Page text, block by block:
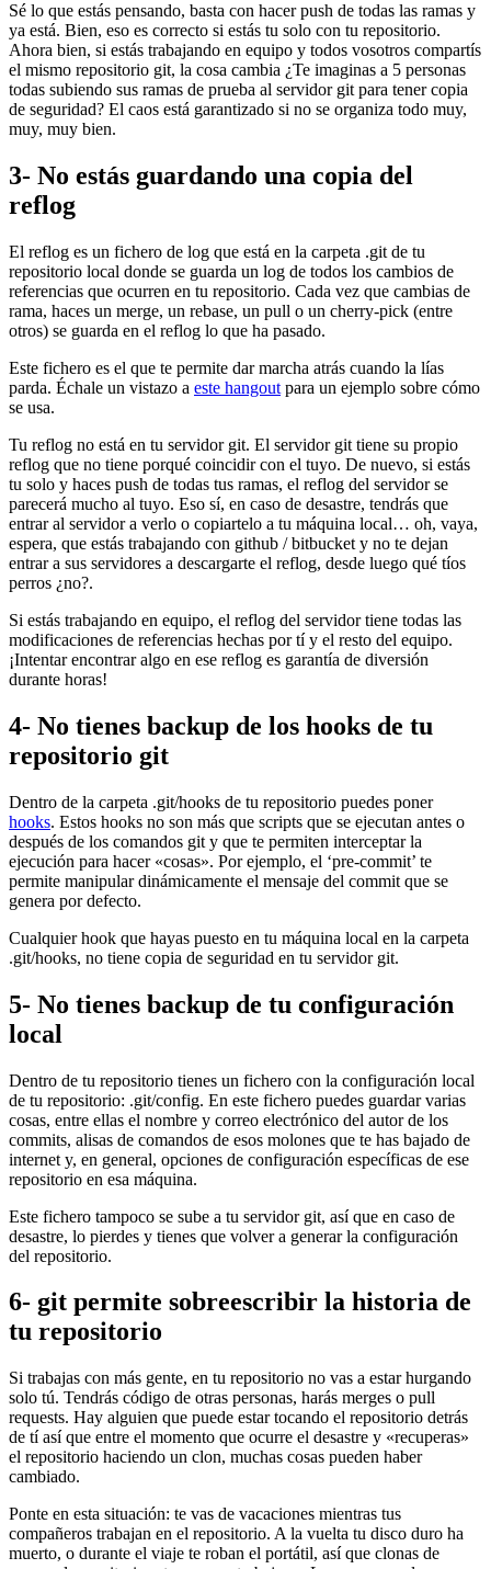
Sé lo que estás pensando, basta con hacer push de todas las ramas y
ya está. Bien, eso es correcto si estás tu solo con tu repositorio.
Ahora bien, si estás trabajando en equipo y todos vosotros compartís
el mismo repositorio git, la cosa cambia ¿Te imaginas a 5 personas
todas subiendo sus ramas de prueba al servidor git para tener copia
de seguridad? El caos está garantizado si no se organiza todo muy,
muy, muy bien.
3- No estás guardando una copia del
reflog
El reflog es un fichero de log que está en la carpeta .git de tu
repositorio local donde se guarda un log de todos los cambios de
referencias que ocurren en tu repositorio. Cada vez que cambias de
rama, haces un merge, un rebase, un pull o un cherry-pick (entre
otros) se guarda en el reflog lo que ha pasado.
Este fichero es el que te permite dar marcha atrás cuando la lías
parda. Échale un vistazo a este hangout para un ejemplo sobre cómo
se usa.
Tu reflog no está en tu servidor git. El servidor git tiene su propio
reflog que no tiene porqué coincidir con el tuyo. De nuevo, si estás
tu solo y haces push de todas tus ramas, el reflog del servidor se
parecerá mucho al tuyo. Eso sí, en caso de desastre, tendrás que
entrar al servidor a verlo o copiartelo a tu máquina local… oh, vaya,
espera, que estás trabajando con github / bitbucket y no te dejan
entrar a sus servidores a descargarte el reflog, desde luego qué tíos
perros ¿no?.
Si estás trabajando en equipo, el reflog del servidor tiene todas las
modificaciones de referencias hechas por tí y el resto del equipo.
¡Intentar encontrar algo en ese reflog es garantía de diversión
durante horas!
4- No tienes backup de los hooks de tu
repositorio git
Dentro de la carpeta .git/hooks de tu repositorio puedes poner
hooks. Estos hooks no son más que scripts que se ejecutan antes o
después de los comandos git y que te permiten interceptar la
ejecución para hacer «cosas». Por ejemplo, el ‘pre-commit’ te
permite manipular dinámicamente el mensaje del commit que se
genera por defecto.
Cualquier hook que hayas puesto en tu máquina local en la carpeta
.git/hooks, no tiene copia de seguridad en tu servidor git.
5- No tienes backup de tu configuración
local
Dentro de tu repositorio tienes un fichero con la configuración local
de tu repositorio: .git/config. En este fichero puedes guardar varias
cosas, entre ellas el nombre y correo electrónico del autor de los
commits, alisas de comandos de esos molones que te has bajado de
internet y, en general, opciones de configuración específicas de ese
repositorio en esa máquina.
Este fichero tampoco se sube a tu servidor git, así que en caso de
desastre, lo pierdes y tienes que volver a generar la configuración
del repositorio.
6- git permite sobreescribir la historia de
tu repositorio
Si trabajas con más gente, en tu repositorio no vas a estar hurgando
solo tú. Tendrás código de otras personas, harás merges o pull
requests. Hay alguien que puede estar tocando el repositorio detrás
de tí así que entre el momento que ocurre el desastre y «recuperas»
el repositorio haciendo un clon, muchas cosas pueden haber
cambiado.
Ponte en esta situación: te vas de vacaciones mientras tus
compañeros trabajan en el repositorio. A la vuelta tu disco duro ha
muerto, o durante el viaje te roban el portátil, así que clonas de